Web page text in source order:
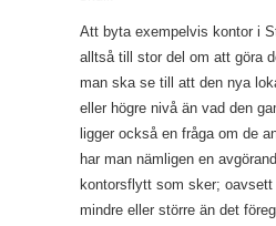
Att byta exempelvis kontor i
alltså till stor del om att göra
man ska se till att den nya
eller högre nivå än vad den
ligger också en fråga om de
har man nämligen en
kontorsflytt som sker;
mindre eller större än det